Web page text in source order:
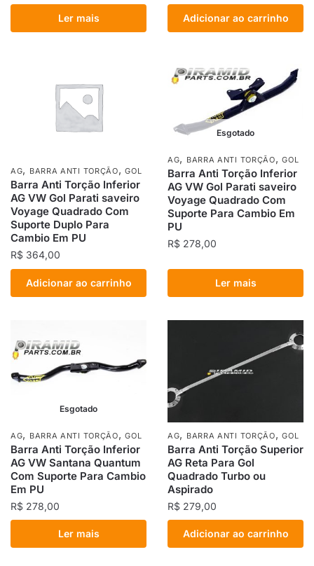
Ler mais Adicionar ao carrinho
AG, BARRA ANTI TORÇÃO,GOL
Barra Anti Torção Inferior
AG VW Gol Parati saveiro
Voyage Quadrado Com
Suporte Duplo Para
Cambio Em PU
R$ 364,00
Adicionar ao carrinho
Esgotado
AG, BARRA ANTI TORÇÃO,GOL
Barra Anti Torção Inferior
AG VW Gol Parati saveiro
Voyage Quadrado Com
Suporte Para Cambio Em
PU
R$ 278,00
Ler mais
Esgotado
AG, BARRA ANTI TORÇÃO,GOL
Barra Anti Torção Inferior
AG VW Santana Quantum
Com Suporte Para Cambio
Em PU
R$ 278,00
Ler mais
AG, BARRA ANTI TORÇÃO,GOL
Barra Anti Torção Superior
AG Reta Para Gol
Quadrado Turbo ou
Aspirado
R$ 279,00
Adicionar ao carrinho